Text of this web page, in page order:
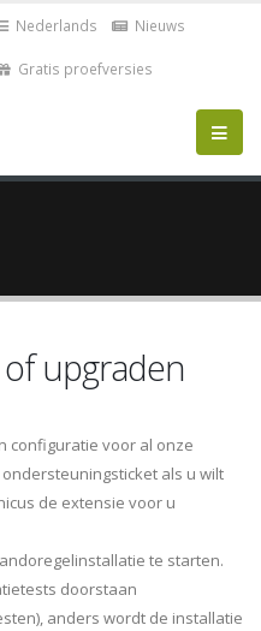
Nederlands Nieuws
Gratis proefversies
upgraden
configuratie voor al onze
als u wilt
de extensie voor u
te starten.
doorstaan
anders wordt de installatie